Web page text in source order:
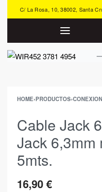
C/ La Rosa, 10, 38002, Santa
HOME›PRODUCTOS›
Cable Jack
Jack 6,3mm
5mts.
16,90€